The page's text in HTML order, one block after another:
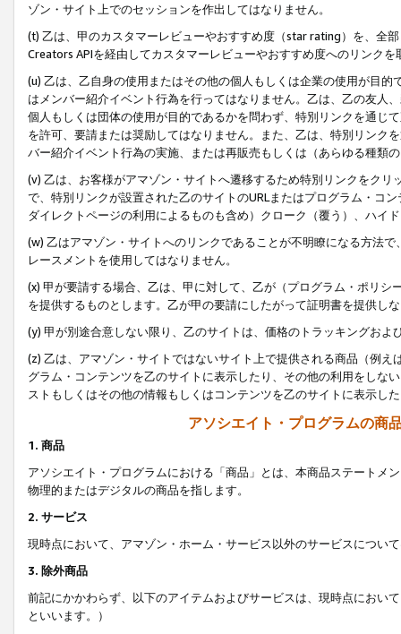
ゾン・サイト上でのセッションを作出してはなりません。
(t) 乙は、甲のカスタマーレビューやおすすめ度（star rating）を、全
Creators APIを経由してカスタマーレビューやおすすめ度へのリンクを
(u) 乙は、乙自身の使用またはその他の個人もしくは企業の使用が目
はメンバー紹介イベント行為を行ってはなりません。乙は、乙の友人
個人もしくは団体の使用が目的であるかを問わず、特別リンクを通じ
を許可、要請または奨励してはなりません。また、乙は、特別リンク
バー紹介イベント行為の実施、または再販売もしくは（あらゆる種類
(v) 乙は、お客様がアマゾン・サイトへ遷移するため特別リンクをク
で、特別リンクが設置された乙のサイトのURLまたはプログラム・コ
ダイレクトページの利用によるものも含め）クローク（覆う）、ハイ
(w) 乙はアマゾン・サイトへのリンクであることが不明瞭になる方法
レースメントを使用してはなりません。
(x) 甲が要請する場合、乙は、甲に対して、乙が（プログラム・ポリ
を提供するものとします。乙が甲の要請にしたがって証明書を提供し
(y) 甲が別途合意しない限り、乙のサイトは、価格のトラッキングお
(z) 乙は、アマゾン・サイトではないサイト上で提供される商品（例
グラム・コンテンツを乙のサイトに表示したり、その他の利用をしな
ストもしくはその他の情報もしくはコンテンツを乙のサイトに表示し
アソシエイト・プログラムの商
1. 商品
アソシエイト・プログラムにおける「商品」とは、本商品ステートメ
物理的またはデジタルの商品を指します。
2. サービス
現時点において、アマゾン・ホーム・サービス以外のサービスについ
3. 除外商品
前記にかかわらず、以下のアイテムおよびサービスは、現時点におい
といいます。）